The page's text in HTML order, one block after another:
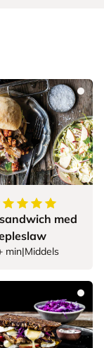
5stjerner
med
min|Middels